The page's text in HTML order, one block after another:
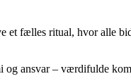
et fælles ritual, hvor alle
ansvar – værdifulde